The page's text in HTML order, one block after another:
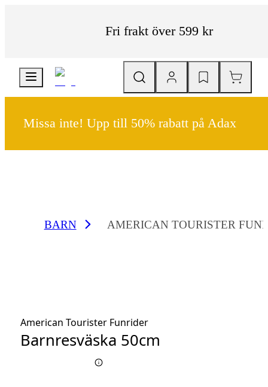
Fri frakt över 599 kr
Missa inte! Upp till 50% rabatt på Adax
BARN AMERICAN TOURISTER
American Tourister Funrider
Barnresväska 50cm